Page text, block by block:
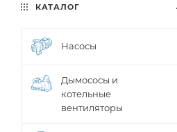
КАТАЛОГ
Насосы
Дымососы и
котельные
вентиляторы